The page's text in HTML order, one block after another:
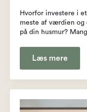
Hvorfor investere i
meste af værdien og
på din husmur?
Læs mere